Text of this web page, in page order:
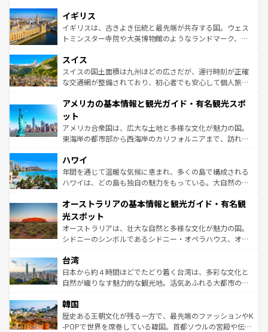
香り高いラベンダー畑など、多彩な楽しみ方が可能だ。さ
らに、パリ以外の地域にも魅力が溢れており、どの街角に
も豊かな歴史と文化が息づいている。パリ以外の個性あふ
を参照してほしい。
顔を持つこの国は、どこを歩いても飽きることがない。ベ
ルリンの文化的活気、バイエルン州のアルプスの絶景、そ
してライン川沿いのワイン畑といった風景は必見。ビール
は、お酒好きな人にはぜひ体験してほしい。 なお、新着の
ドイツ情報はコンテンツ一覧を参照してほしい。
イギリス
イギリスは、古きよき伝統と最先端が共存する国。ウェス
トミンスター寺院や大英博物館のようなランドマーク、歴
リアごとに異なる魅力がある。また、優雅なアフタヌーン
ティー、ビール好きにはたまらない英国パブ、サッカー観
戦など、本場だからこそできる体験も豊富。イギリスを旅
ンツ一覧を参照してほしい。
スイス
スイスの国土面積は九州ほどの広さだが、運行時刻が正確
な交通網が整備されており、初心者でも安心して個人旅行
の建物がそのまま残る町や、スイスならではのユニークな
博物館もあり、アルプス観光だけでなく町歩きも満喫する
ことができる。国民の所得が高いため物価も高いが、旅行
者向けの交通パス提供のサービスもあり、うまく活用すれ
着のスイス情報は
アメリカの基本情報と観光ガイド・有名観光スポ
ット
アメリカ合衆国は、広大な土地と多様な文化が魅力の国。
東海岸の都市部から西海岸のカリフォルニアまで、訪れる
のような巨大都市は、観光、ショッピング、エンターテイ
ンメントが詰まった刺激的なスポットだ。一方、アメリカ
西部には大自然が広がり、グランドキャニオンやイエロー
部のニューオーリンズでは、音楽と美食が融合した独特の
文化が魅力。旅行者はアメリカの各地域で異なる魅力を楽
しみながら、その多様性と豊かな歴史を感じることができ
るだろう。車でのロードトリップや列車の旅も、アメリカ
情報は
ハワイ
年間を通じて温暖な気候に恵まれ、多くの島で構成される
ハワイは、どの島も独自の魅力をもっている。大自然の神
ワイ島は見逃せない。また、定番の観光地といえばオアフ
島だが、静かな自然を求めるならマウイ島やカウアイ島が
おすすめ。エメラルドグリーンに輝く海をはじめ、豊かな
文化や歴史が息づいている。「アロハスピリット」と呼ば
人々、おいしいローカルフードやハワイアンミュージッ
ク、伝統的なフラダンスなど、すべてがハワイの魅力を彩
っている。訪れるたびに新しい発見と感動が待っているハ
はコンテンツ一覧
オーストラリアの基本情報と観光ガイド・有名観
光スポット
オーストラリアは、壮大な自然と多様な文化が魅力の国。
シドニーのシンボルであるシドニー・オペラハウス、オー
リアリーフや大陸中央部にそびえるウルル（エアーズロッ
ク）、タスマニアの美しい原生林やケアンズの熱帯雨林な
ど、見どころがたくさん。また、カフェやワイン、オージ
いる。アクティビティも充実しており、サーフィンやダイ
ビング、ハイキングなど、アウトドア好きにはたまらな
い。オーストラリアの多彩な魅力を存分に味わいつくそ
台湾
日本から約４時間ほどでたどり着く台湾は、多彩な文化と
自然が織りなす魅力的な観光地。活気あふれる大都市の台
ン）、静ひつな山岳地帯である台湾東部など、都市の喧騒
と山間の静けさが共存しており、訪れる人に新しい発見と
驚きをもたらしてくれる。また、奥深い台湾の食文化も魅
韓国
歴史ある王朝文化が残る一方で、最先端のファッションやK
-POPで世界を席巻している韓国。首都ソウルの宮殿や伝統